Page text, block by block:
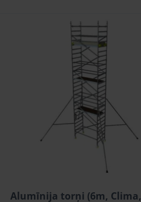
Alumīnija torņi (6m, Clima,